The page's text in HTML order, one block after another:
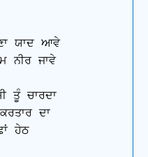
ਯਾਦ ਆਵੇ
ਨੀਰ ਜਾਵੇ
ਤੂੰ ਚਾਰਦਾ
ਦਾ
ਹੇਠ